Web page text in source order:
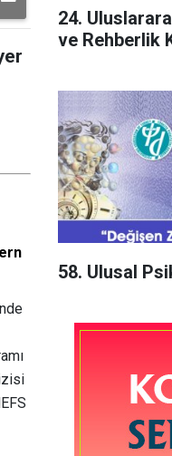
24.
ve Rehberlik
58. Ulusal